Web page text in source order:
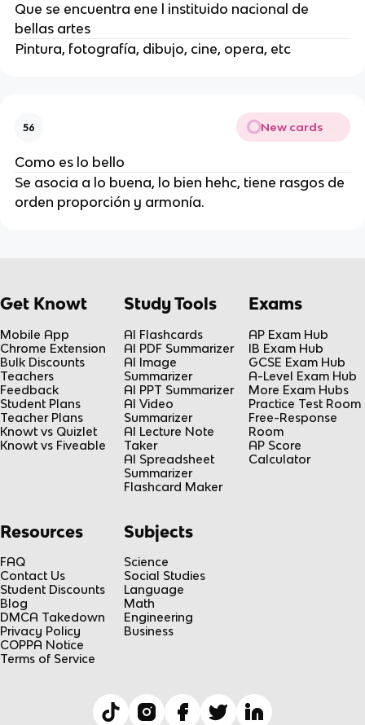
Que se encuentra ene l instituido nacional de
bellas artes
Pintura, fotografía, dibujo, cine, opera, etc
56 New cards
Como es lo bello
Se asocia a lo buena, lo bien hehc, tiene rasgos de
orden proporción y armonía.
Get Knowt
Mobile App
Chrome Extension
Bulk Discounts
Teachers
Feedback
Student Plans
Teacher Plans
Knowt vs Quizlet
Knowt vs Fiveable
Study Tools
AI Flashcards
AI PDF Summarizer
AI Image
Summarizer
AI PPT Summarizer
AI Video
Summarizer
AI Lecture Note
Taker
AI Spreadsheet
Summarizer
Flashcard Maker
Exams
AP Exam Hub
IB Exam Hub
GCSE Exam Hub
A-Level Exam Hub
More Exam Hubs
Practice Test Room
Free-Response
Room
AP Score
Calculator
Resources
FAQ
Contact Us
Student Discounts
Blog
DMCA Takedown
Privacy Policy
COPPA Notice
Terms of Service
Subjects
Science
Social Studies
Language
Math
Engineering
Business